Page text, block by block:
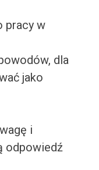
pracy w
dla
jako
i
odpowiedź